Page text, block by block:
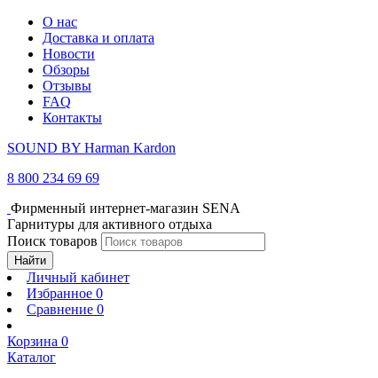
О нас
Доставка и оплата
Новости
Обзоры
Отзывы
FAQ
Контакты
SOUND BY Harman Kardon
8 800 234 69 69
Фирменный интернет-магазин SENA
Гарнитуры для активного отдыха
Поиск товаров
Найти
Личный кабинет
Избранное 0
Сравнение 0
Корзина 0
Каталог